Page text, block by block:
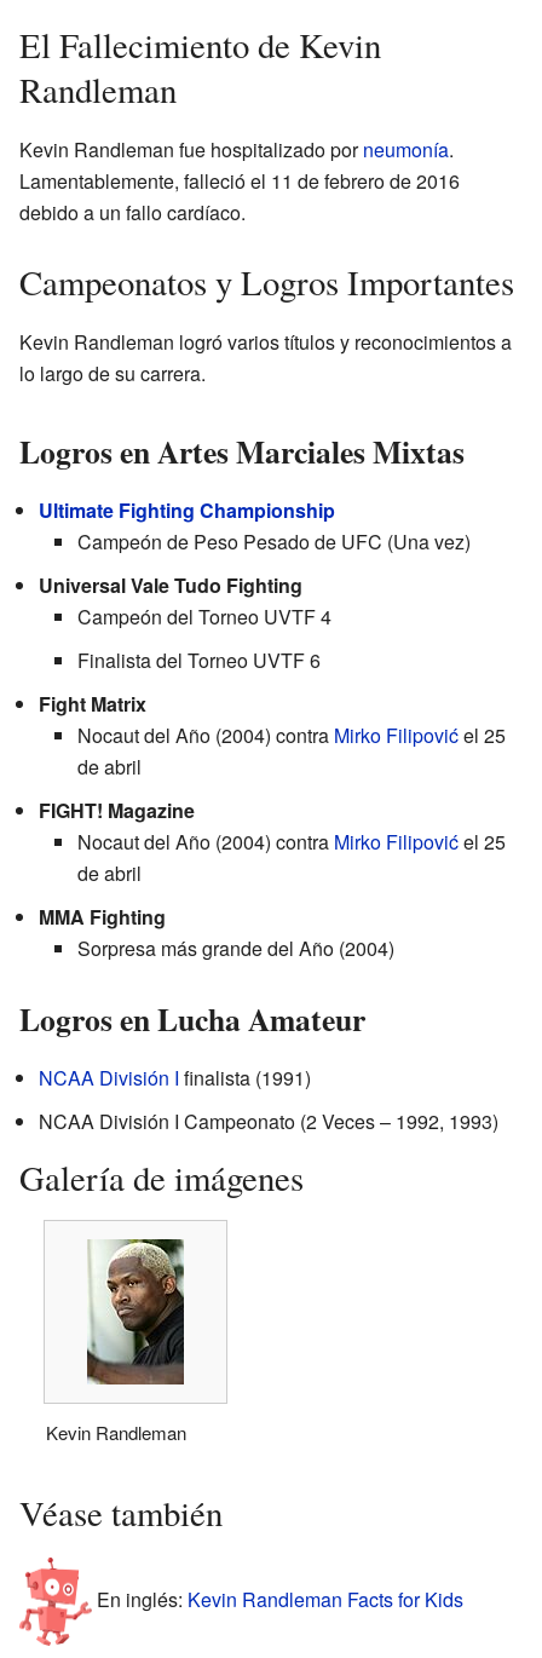
El Fallecimiento de Kevin
Randleman
Kevin Randleman fue hospitalizado porneumonía.
Lamentablemente, falleció el 11 de febrero de 2016
debido a un fallo cardíaco.
Campeonatos y Logros Importantes
Kevin Randleman logró varios títulos y reconocimientos a
lo largo de su carrera.
Logros en Artes Marciales Mixtas
Ultimate Fighting Championship
Campeón de Peso Pesado de UFC (Una vez)
Universal Vale Tudo Fighting
Campeón del Torneo UVTF 4
Finalista del Torneo UVTF 6
Fight Matrix
Nocaut del Año (2004) contra Mirko Filipovićel 25
de abril
FIGHT! Magazine
Nocaut del Año (2004) contra Mirko Filipovićel 25
de abril
MMA Fighting
Sorpresa más grande del Año (2004)
Logros en Lucha Amateur
NCAA División I finalista (1991)
NCAA División I Campeonato (2 Veces – 1992, 1993)
Galería de imágenes
Kevin Randleman
Véase también
En inglés: Kevin Randleman Facts for Kids